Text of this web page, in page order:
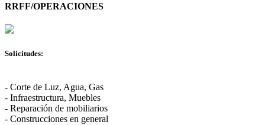
RRFF/OPERACIONES
Solicitudes:
- Corte de Luz, Agua, Gas
- Infraestructura, Muebles
- Reparación de mobiliarios
- Construcciones en general